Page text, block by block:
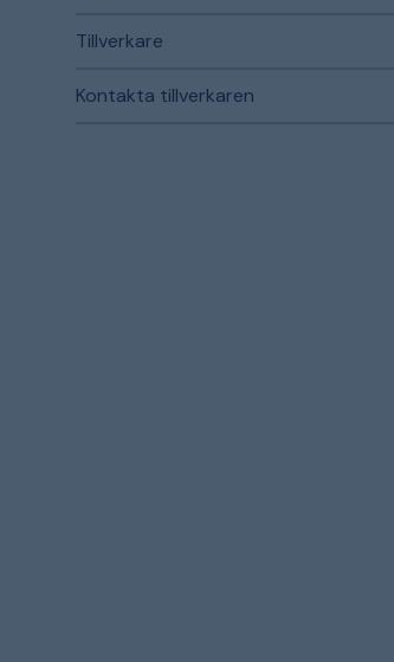
Tillverkare
Kontakta tillverkaren